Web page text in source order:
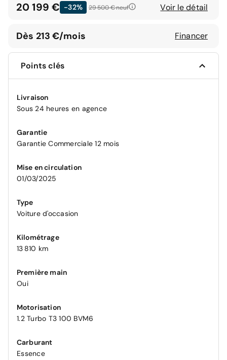
20 199 € -32% 29 500 €neuf Voir le détail
Dès 213 €/mois Financer
Points clés
Livraison
Sous 24 heures en agence
Garantie
Garantie Commerciale 12 mois
Mise en circulation
01/03/2025
Type
Voiture d'occasion
Kilométrage
13 810 km
Première main
Oui
Motorisation
1.2 Turbo T3 100 BVM6
Carburant
Essence